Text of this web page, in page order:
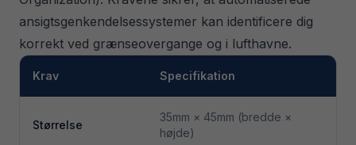
ansigtsgenkendelsessystemer kan identificere dig
korrekt ved grænseovergange og i lufthavne.
Krav Specifikation
Størrelse
35mm × 45mm (bredde ×
højde)